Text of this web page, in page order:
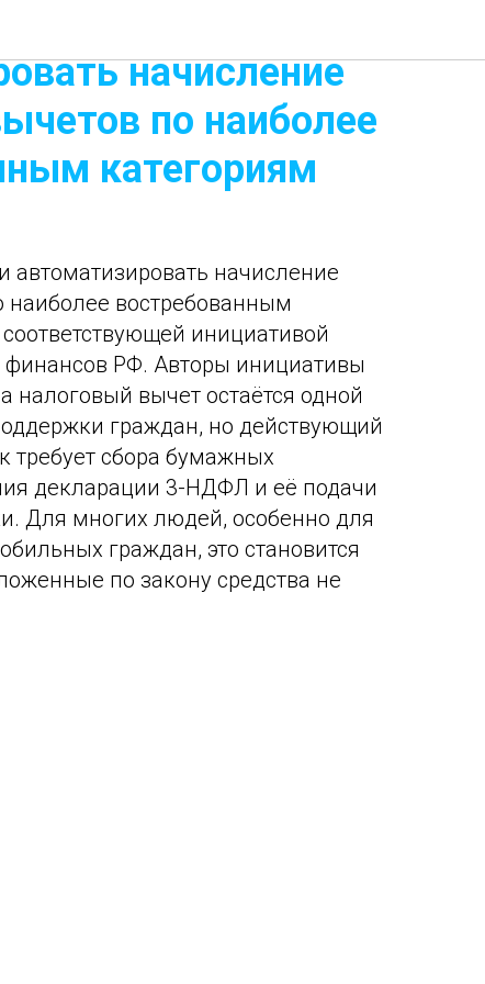
начисление
по наиболее
категориям
автоматизировать начисление
наиболее востребованным
инициативой
финансов РФ. Авторы инициативы
налоговый вычет остаётся одной
граждан, но действующий
требует сбора бумажных
декларации 3-НДФЛ и её подачи
Для многих людей, особенно для
граждан, это становится
по закону средства не